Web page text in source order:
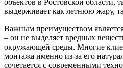
объектов в Ростовской области,
выдерживает как летнюю жару,
Важным преимуществом
– он не выделяет вредных
окружающей среды. Многие
монтажа именно из-за его
сочетается с современными